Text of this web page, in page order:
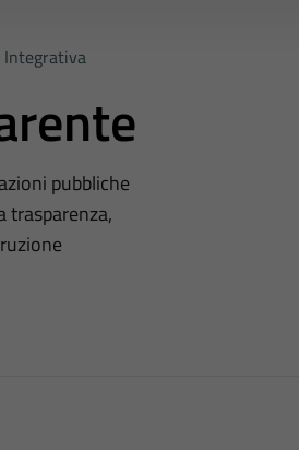
pubbliche
trasparenza,